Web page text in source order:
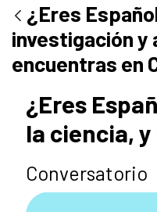
¿Eres
investigación y
encuentras en
¿Eres
la ciencia,
Conversatorio